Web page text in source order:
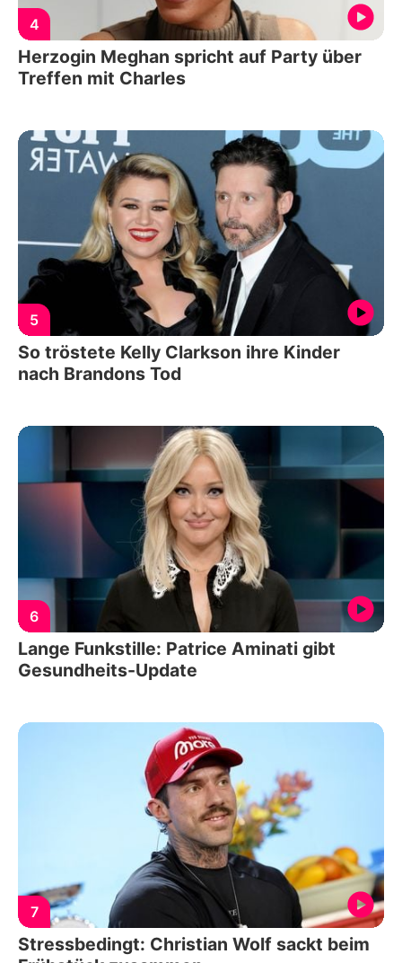
4
Herzogin Meghan spricht auf Party über
Treffen mit Charles
5
So tröstete Kelly Clarkson ihre Kinder
nach Brandons Tod
6
Lange Funkstille: Patrice Aminati gibt
Gesundheits-Update
7
Stressbedingt: Christian Wolf sackt beim